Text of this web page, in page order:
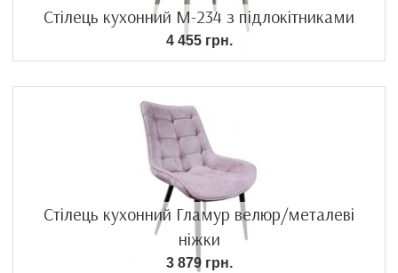
Стілець кухонний M-234 з підлокітниками
4 455 грн.
Стілець кухонний Гламур велюр/металеві
ніжки
3 879 грн.